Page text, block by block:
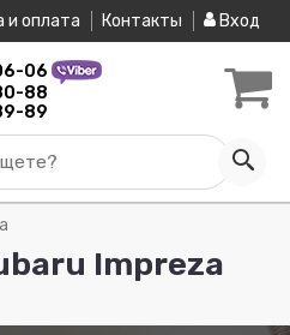
и оплата Контакты Вход
06
88
89
Impreza